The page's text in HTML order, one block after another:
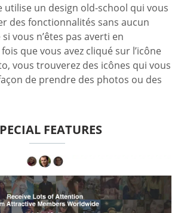
utilise un design old-school qui vous
des fonctionnalités sans aucun
vous n’êtes pas averti en
que vous avez cliqué sur l’icône
vous trouverez des icônes qui vous
de prendre des photos ou des
FEATURES